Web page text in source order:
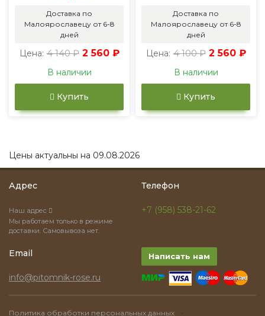
Доставка по
Малоярославецу от 6-8
дней
Цена: 4 140 ₽ 2 560 ₽
В наличии
Купить
Доставка по
Малоярославецу от 6-8
дней
Цена: 4 100 ₽ 2 560 ₽
В наличии
Купить
Цены актуальны на 09.08.2026
Адрес
Наш адрес
Мы работаем только в режиме
доставки. Самовывоза нет.
Телефон
+7 (958) 538-21-62
Email
info@pitomnik-rose.ru
Написать нам
Политика обработки персональных данных ·